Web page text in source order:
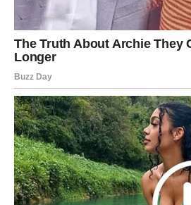
Moguće je lepo iznenađenje,
izlazak koji će probuditi stare
znaka konačno će rešiti
Slobodne Vage imaju veoma
Jedan susret može delovati
mnogo više nego što mislite.
sa kojom možete ostvariti
Veče donosi jake emocije i osećaj